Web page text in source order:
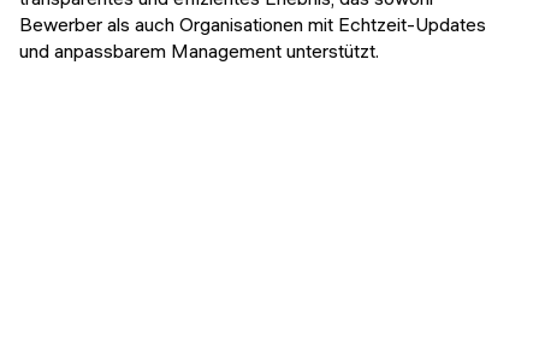
Bewerber als auch Organisationen mit Echtzeit-Updates
und anpassbarem Management unterstützt.